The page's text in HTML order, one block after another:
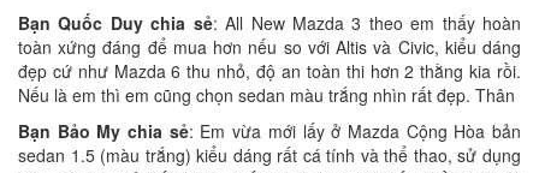
Bạn Quốc Duy chia sẻ: All New Mazda 3 theo em thấy hoàn
toàn xứng đáng để mua hơn nếu so với Altis và Civic, kiểu dáng
đẹp cứ như Mazda 6 thu nhỏ, độ an toàn thi hơn 2 thằng kia rồi.
Nếu là em thì em cũng chọn sedan màu trắng nhìn rất đẹp. Thân
Bạn Bảo My chia sẻ: Em vừa mới lấy ở Mazda Cộng Hòa bản
sedan 1.5 (màu trắng) kiểu dáng rất cá tính và thể thao, sử dụng